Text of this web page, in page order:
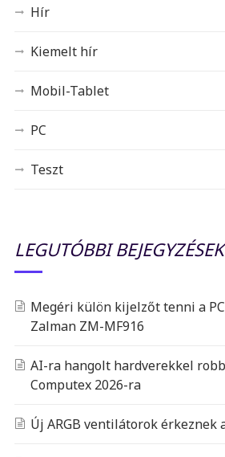
Hír
Kiemelt hír
Mobil-Tablet
PC
Teszt
LEGUTÓBBI BEJEGYZÉSEK
Megéri külön kijelzőt tenni a
Zalman ZM-MF916
AI-ra hangolt hardverekkel
Computex 2026-ra
Új ARGB ventilátorok érkeznek